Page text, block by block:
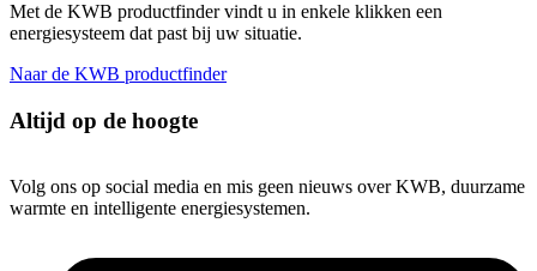
Met de KWB productfinder vindt u in enkele klikken een
energiesysteem dat past bij uw situatie.
Naar de KWB productfinder
Altijd op de hoogte
Volg ons op social media en mis geen nieuws over KWB, duurzame
warmte en intelligente energiesystemen.